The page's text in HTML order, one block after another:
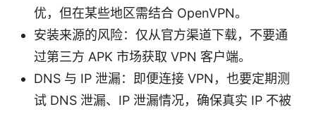
优，但在某些地区需结合 OpenVPN。
安装来源的风险：仅从官方渠道下载，不要通
过第三方 APK 市场获取 VPN 客户端。
DNS 与 IP 泄漏：即便连接 VPN，也要定期测
试 DNS 泄漏、IP 泄漏情况，确保真实 IP 不被